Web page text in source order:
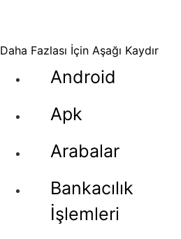
Daha Fazlası İçin Aşağı Kaydır
Android
Apk
Arabalar
Bankacılık
İşlemleri